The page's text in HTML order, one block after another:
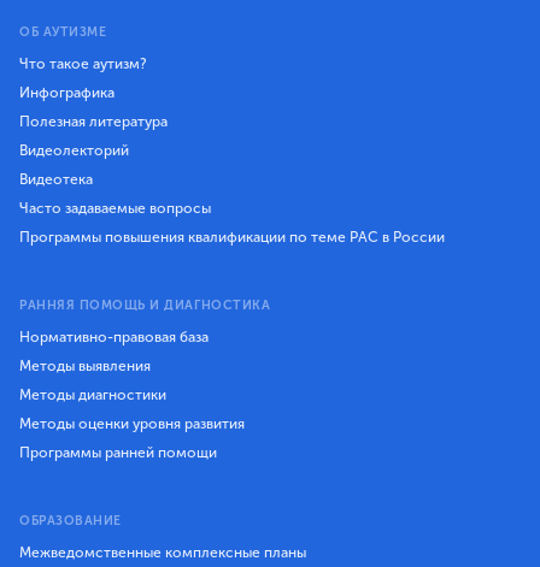
ОБ АУТИЗМЕ
Что такое аутизм?
Инфографика
Полезная литература
Видеолекторий
Видеотека
Часто задаваемые вопросы
Программы повышения квалификации по теме РАС в России
РАННЯЯ ПОМОЩЬ И ДИАГНОСТИКА
Нормативно-правовая база
Методы выявления
Методы диагностики
Методы оценки уровня развития
Программы ранней помощи
ОБРАЗОВАНИЕ
Межведомственные комплексные планы